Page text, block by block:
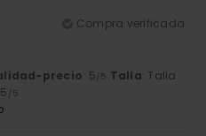
Compra verificada
precio: 5/5 Talla: Talla
/5